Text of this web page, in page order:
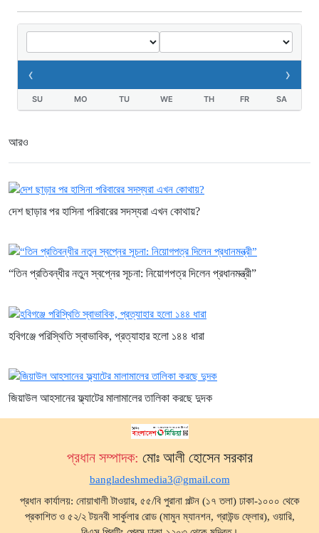
‹ ›
SU MO TU WE TH FR SA
আরও
দেশ ছাড়ার পর হাসিনা পরিবারের সদস্যরা এখন কোথায়?
“তিন প্রতিবন্ধীর নতুন স্বপ্নের সূচনা: নিয়োগপত্র দিলেন প্রধানমন্ত্রী”
হবিগঞ্জে পরিস্থিতি স্বাভাবিক, প্রত্যাহার হলো ১৪৪ ধারা
জিয়াউল আহসানের ফ্ল্যাটের মালামালের তালিকা করছে দুদক
প্রধান সম্পাদক: মোঃ আলী হোসেন সরকার
bangladeshmedia3@gmail.com
প্রধান কার্যালয়: নোয়াখালী টাওয়ার, ৫৫/বি পুরানা পল্টন (১৭ তলা) ঢাকা-১০০০ থেকে
প্রকাশিত ও ৫২/২ টয়নবী সার্কুলার রোড (মামুন ম্যানশন, গ্রাউন্ড ফ্লোর), ওয়ারি,